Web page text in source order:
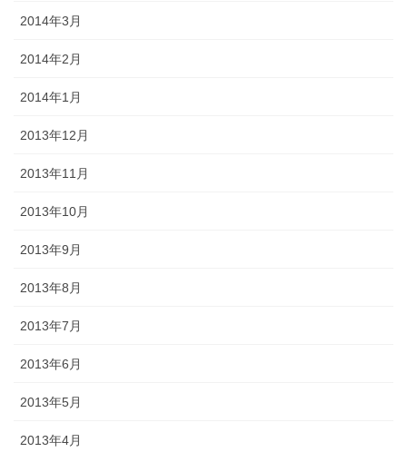
2014年3月
2014年2月
2014年1月
2013年12月
2013年11月
2013年10月
2013年9月
2013年8月
2013年7月
2013年6月
2013年5月
2013年4月